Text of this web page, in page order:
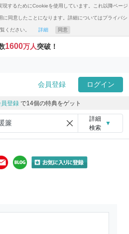
するためにCookieを使用しています。これ以降ページ
同意したことになります。詳細についてはプライバシ
ください。 詳細 同意
1600万人突破！
会員登録 ログイン
登録 で14個の特典をゲット
詳細
検索
▼